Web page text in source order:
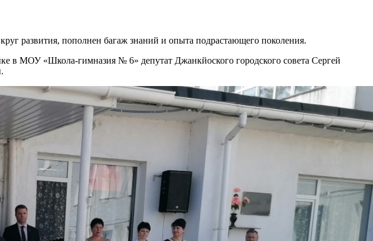
развития, пополнен багаж знаний и опыта подрастающего поколения.
в МОУ «Школа-гимназия № 6» депутат Джанкйоского городского совета Сергей